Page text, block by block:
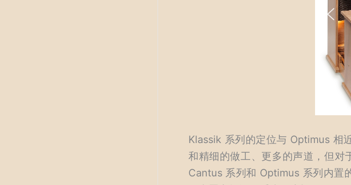
Klassik 系列的定位与 Optimus 相
和精细的做工、更多的声道，但对
Cantus 系列和 Optimus 系列内置